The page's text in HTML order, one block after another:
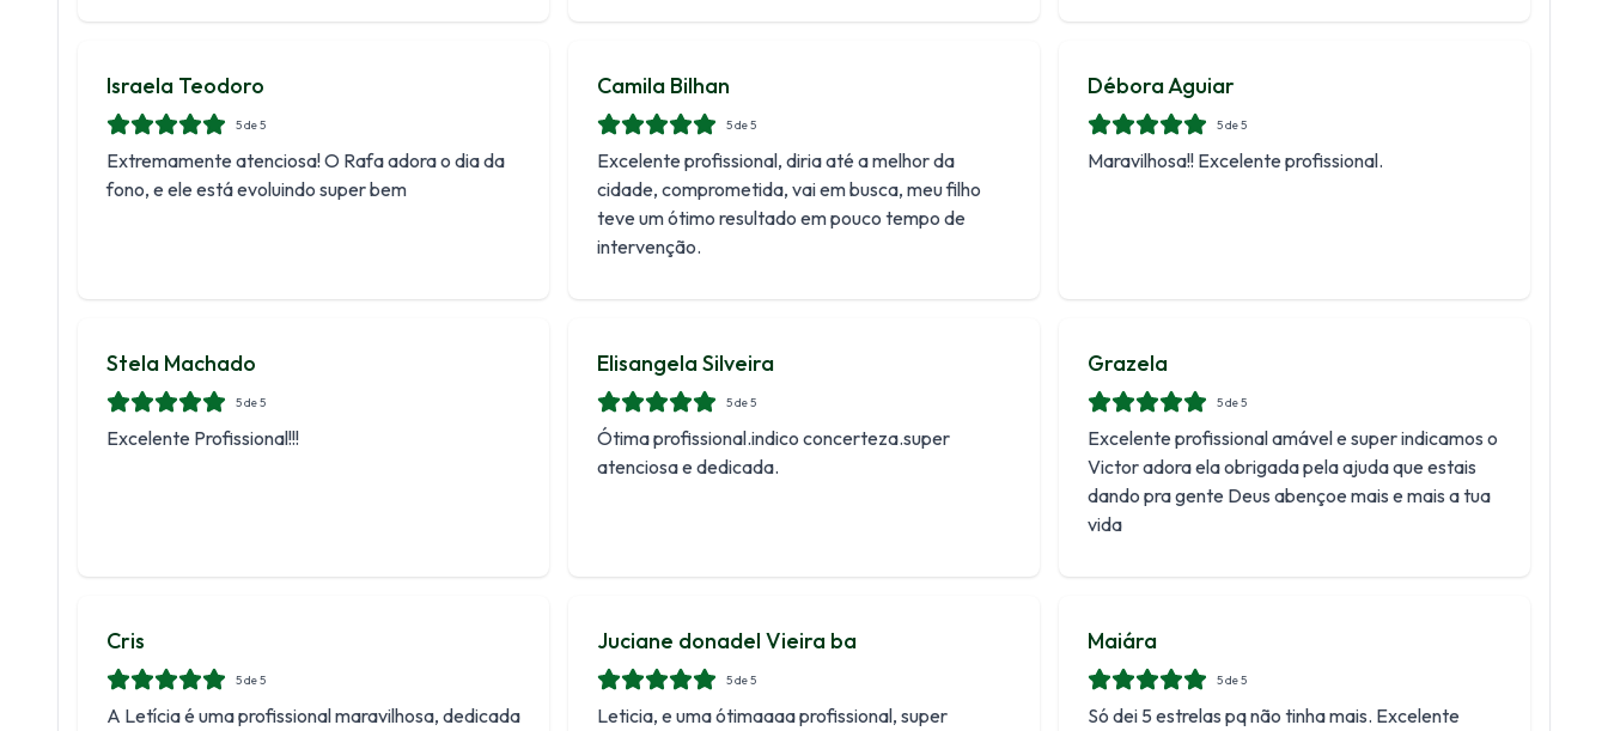
Israela Teodoro
5de 5
Extremamente atenciosa! O Rafa adora o dia da
fono, e ele está evoluindo super bem
Camila Bilhan
5de 5
Excelente profissional, diria até a melhor da
cidade, comprometida, vai em busca, meu filho
teve um ótimo resultado em pouco tempo de
intervenção.
Débora Aguiar
5de 5
Maravilhosa!! Excelente profissional.
Stela Machado
5de 5
Excelente Profissional!!!
Elisangela Silveira
5de 5
Ótima profissional.indico concerteza.super
atenciosa e dedicada.
Grazela
5de 5
Excelente profissional amável e super indicamos o
Victor adora ela obrigada pela ajuda que estais
dando pra gente Deus abençoe mais e mais a tua
vida
Cris
5de 5
A Letícia é uma profissional maravilhosa, dedicada
Juciane donadel Vieira ba
5de 5
Leticia, e uma ótimaaaa profissional, super
Maiára
5de 5
Só dei 5 estrelas pq não tinha mais. Excelente